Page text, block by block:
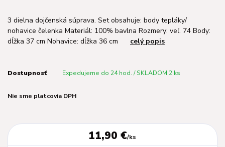
3 dielna dojčenská súprava. Set obsahuje: body tepláky/
nohavice čelenka Materiál: 100% bavlna Rozmery: veľ. 74 Body:
dĺžka 37 cm Nohavice: dĺžka 36 cm celý popis
Dostupnosť Expedujeme do 24 hod. / SKLADOM 2 ks
Nie sme platcovia DPH
11,90 €/ks